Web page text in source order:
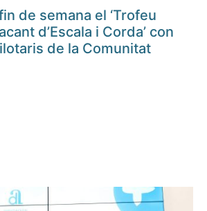
de semana el ‘Trofeu
d’Escala i Corda’ con
de la Comunitat